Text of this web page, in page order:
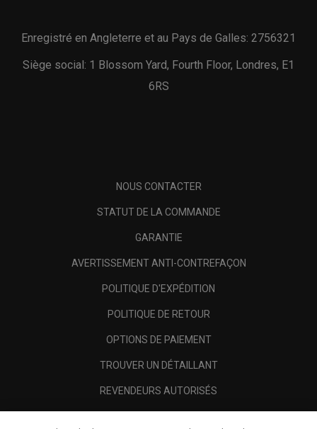
Enregistré en Angleterre et au Pays de Galles: 2756321
Siège social: 1 Blossom Yard, Fourth Floor, Londres, E1
6RS
NOUS CONTACTER
STATUT DE LA COMMANDE
GARANTIE
AVERTISSEMENT ANTI-CONTREFAÇON
POLITIQUE D'EXPÉDITION
POLITIQUE DE RETOUR
OPTIONS DE PAIEMENT
TROUVER UN DÉTAILLANT
REVENDEURS AUTORISÉS